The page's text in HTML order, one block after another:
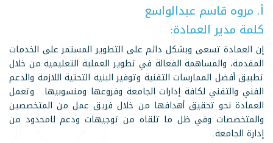
أ. مروه قاسم عبدالواسع
كلمة مدير العمادة:
إن العمادة تسعى وبشكل دائم على التطوير المستمر على الخدمات
المقدمة، والمساهمة الفعالة في تطوير العملية التعليمية من خلال
تطبيق أفضل الممارسات التقنية وتوفير البنية التحتية اللازمة والدعم
الفني والتقني لكافة إدارات الجامعة وفروعها ومنسوبيها. وتعمل
العمادة نحو تحقيق أهدافها من خلال فريق عمل من المتخصصين
والمتخصصات وفي ظل ما تلقاه من توجيهات ودعم لامحدود من
إدارة الجامعة.